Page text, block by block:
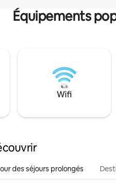
Équipements
Wifi
des séjours prolongés